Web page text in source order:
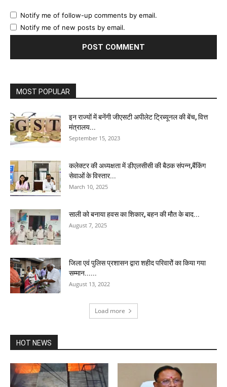
Notify me of follow-up comments by email.
Notify me of new posts by email.
MOST POPULAR
इन राज्यों में बनेंगी जीएसटी अपीलेट ट्रिब्यूनल की बेंच, वित्त
मंत्रालय...
September 15, 2023
कलेक्टर की अध्यक्षता में डीएलसीसी की बैठक संपन्न,बैंकिंग
सेवाओं के विस्तार...
March 10, 2025
साली को बनाया हवस का शिकार, बहन की मौत के बाद...
August 7, 2025
जिला एवं पुलिस प्रशासन द्वारा शहीद परिवारोें का किया गया
सम्मान......
August 13, 2022
Load more
HOT NEWS